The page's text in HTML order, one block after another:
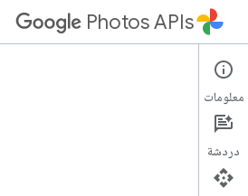
Photos APIs
واجهة برمجة التطبيقات Picker API
الأدلة
معلومات
دردشة